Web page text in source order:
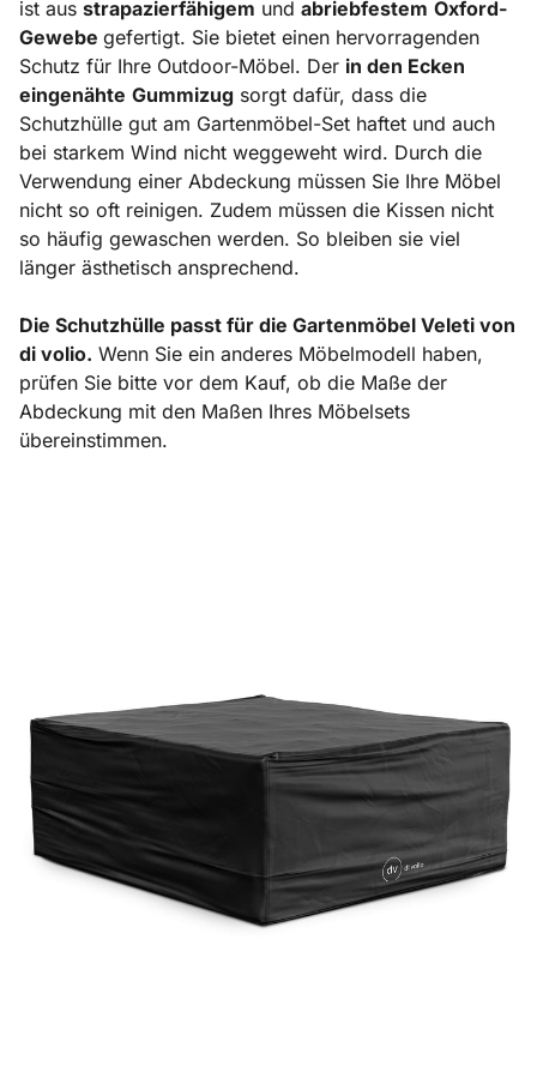
ist aus strapazierfähigem und abriebfestem Oxford-
Gewebe gefertigt. Sie bietet einen hervorragenden
Schutz für Ihre Outdoor-Möbel. Der in den Ecken
eingenähte Gummizug sorgt dafür, dass die
Schutzhülle gut am Gartenmöbel-Set haftet und auch
bei starkem Wind nicht weggeweht wird. Durch die
Verwendung einer Abdeckung müssen Sie Ihre Möbel
nicht so oft reinigen. Zudem müssen die Kissen nicht
so häufig gewaschen werden. So bleiben sie viel
länger ästhetisch ansprechend.
Die Schutzhülle passt für die Gartenmöbel Veleti von
di volio. Wenn Sie ein anderes Möbelmodell haben,
prüfen Sie bitte vor dem Kauf, ob die Maße der
Abdeckung mit den Maßen Ihres Möbelsets
übereinstimmen.